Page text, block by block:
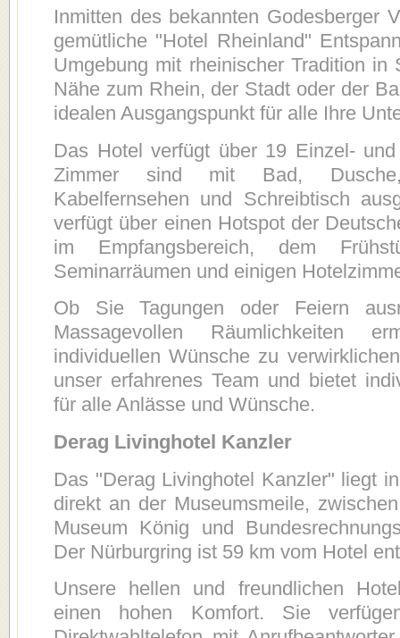
Inmitten des bekannten Godesberger
gemütliche "Hotel Rheinland"
Umgebung mit rheinischer Tradition in
Nähe zum Rhein, der Stadt oder der
idealen Ausgangspunkt für alle Ihre
Das Hotel verfügt über 19 Einzel-
Zimmer sind mit Bad,
Kabelfernsehen und Schreibtisch
verfügt über einen Hotspot der
im Empfangsbereich, dem
Seminarräumen und einigen
Ob Sie Tagungen oder Feiern
Massagevollen Räumlichkeiten
individuellen Wünsche zu
unser erfahrenes Team und bietet
für alle Anlässe und Wünsche.
Derag Livinghotel Kanzler
Das "Derag Livinghotel Kanzler" liegt
direkt an der Museumsmeile,
Museum König und
Der Nürburgring ist 59 km vom Hotel
Unsere hellen und freundlichen
einen hohen Komfort. Sie